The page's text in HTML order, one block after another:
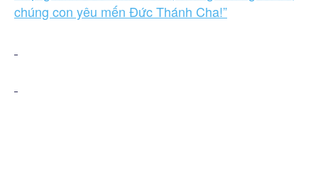
chúng con yêu mến Đức Thánh Cha!”